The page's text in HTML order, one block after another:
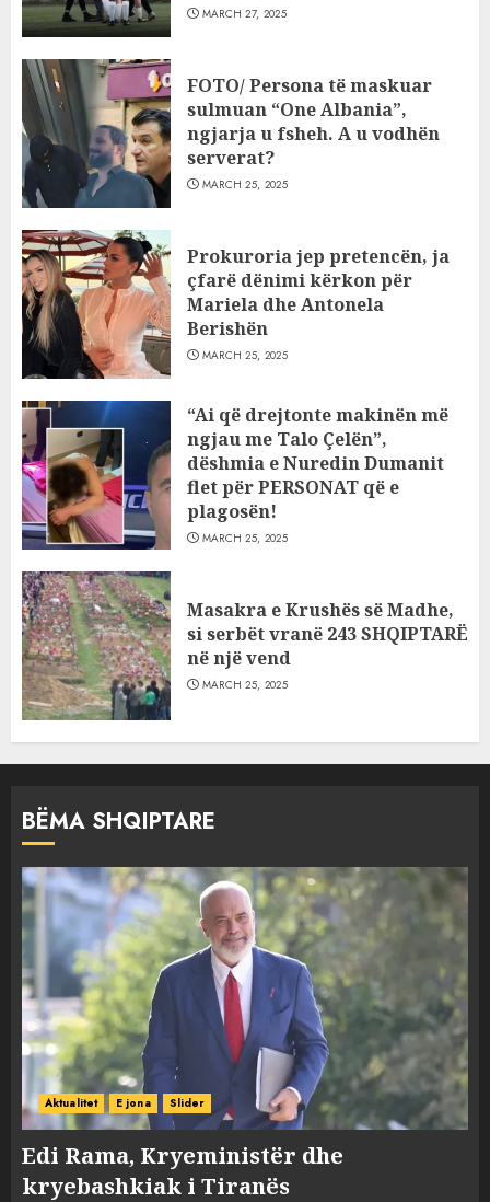
MARCH 27, 2025
FOTO/ Persona të maskuar
sulmuan “One Albania”,
ngjarja u fsheh. A u vodhën
serverat?
MARCH 25, 2025
Prokuroria jep pretencën, ja
çfarë dënimi kërkon për
Mariela dhe Antonela
Berishën
MARCH 25, 2025
“Ai që drejtonte makinën më
ngjau me Talo Çelën”,
dëshmia e Nuredin Dumanit
flet për PERSONAT që e
plagosën!
MARCH 25, 2025
Masakra e Krushës së Madhe,
si serbët vranë 243 SHQIPTARË
në një vend
MARCH 25, 2025
BËMA SHQIPTARE
Aktualitet E jona Slider
Edi Rama, Kryeministër dhe
kryebashkiak i Tiranës